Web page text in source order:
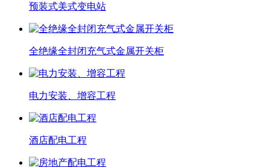
预装式美式变电站
全绝缘全封闭充气式金属开关柜
电力安装、增容工程
酒店配电工程